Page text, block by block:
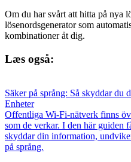
Om du har svårt att hitta på nya
lösenordsgenerator som
kombinationer åt dig.
Læs også:
Säker på språng: Så skyddar
Enheter
Offentliga Wi-Fi-nätverk finns
som de verkar. I den här guiden
skyddar din information,
på språng.